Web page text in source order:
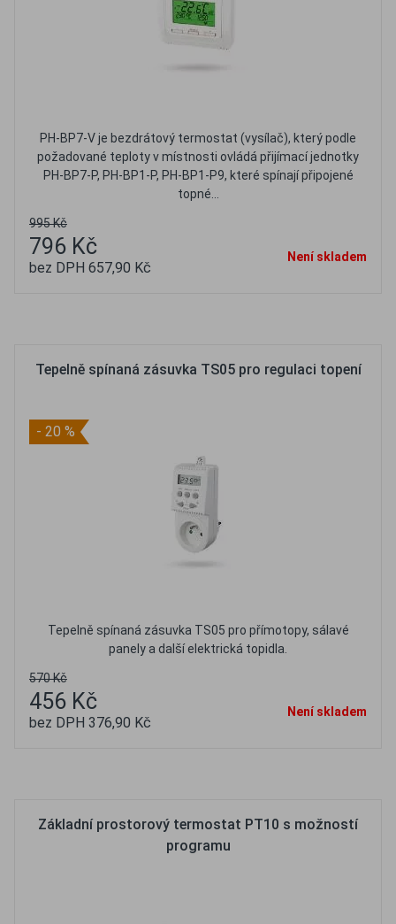
PH-BP7-V je bezdrátový termostat (vysílač), který podle
požadované teploty v místnosti ovládá přijímací jednotky
PH-BP7-P, PH-BP1-P, PH-BP1-P9, které spínají připojené
topné...
995 Kč
796 Kč
bez DPH 657,90 Kč
Není skladem
Tepelně spínaná zásuvka TS05 pro regulaci topení
- 20 %
Tepelně spínaná zásuvka TS05 pro přímotopy, sálavé
panely a další elektrická topidla.
570 Kč
456 Kč
bez DPH 376,90 Kč
Není skladem
Základní prostorový termostat PT10 s možností
programu